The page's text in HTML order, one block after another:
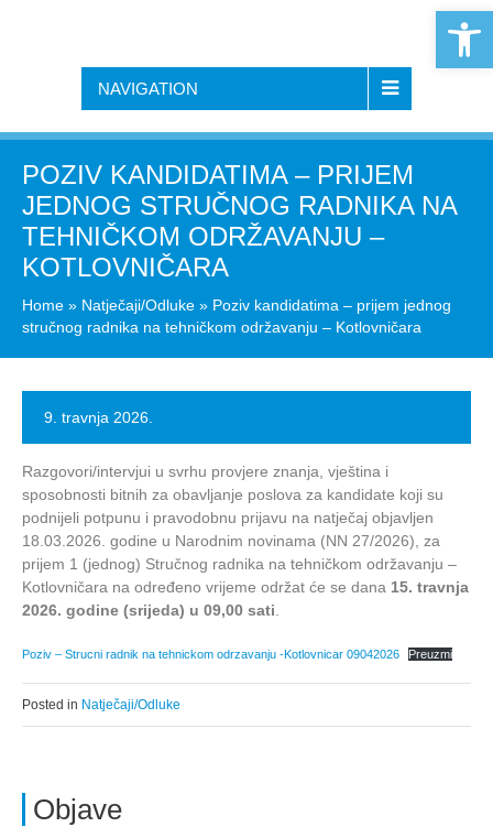
NAVIGATION
POZIV KANDIDATIMA – PRIJEM
JEDNOG STRUČNOG RADNIKA NA
TEHNIČKOM ODRŽAVANJU –
KOTLOVNIČARA
Home » Natječaji/Odluke » Poziv kandidatima – prijem jednog
stručnog radnika na tehničkom održavanju – Kotlovničara
Objave
9. travnja 2026.
Razgovori/intervjui u svrhu provjere znanja, vještina i
sposobnosti bitnih za obavljanje poslova za kandidate koji su
podnijeli potpunu i pravodobnu prijavu na natječaj objavljen
18.03.2026. godine u Narodnim novinama (NN 27/2026), za
prijem 1 (jednog) Stručnog radnika na tehničkom održavanju –
Kotlovničara na određeno vrijeme održat će se dana 15. travnja
2026. godine (srijeda) u 09,00 sati
Poziv – Strucni radnik na tehnickom odrzavanju -Kotlovnicar 09042026 Preuzmi
Posted in Natječaji/Odluke